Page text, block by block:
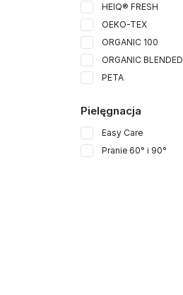
HEIQ® FRESH
OEKO-TEX
ORGANIC 100
ORGANIC BLENDED
PETA
Pielęgnacja
Easy Care
Pranie 60° i 90°